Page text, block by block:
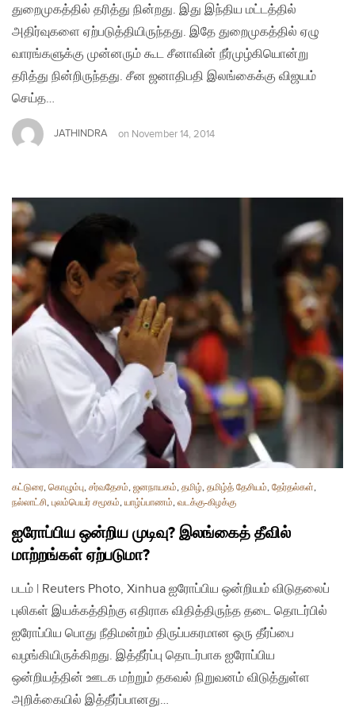
துறைமுகத்தில் தரித்து நின்றது. இது இந்திய மட்டத்தில்
அதிர்வுகளை ஏற்படுத்தியிருந்தது. இதே துறைமுகத்தில் ஏழு
வாரங்களுக்கு முன்னரும் கூட சீனாவின் நீர்முழ்கியொன்று
தரித்து நின்றிருந்தது. சீன ஜனாதிபதி இலங்கைக்கு விஜயம்
செய்த…
JATHINDRA on November 14, 2014
கட்டுரை, கொழும்பு, சர்வதேசம், ஜனநாயகம், தமிழ், தமிழ்த் தேசியம், தேர்தல்கள்,
நல்லாட்சி, புலம்பெயர் சமூகம், யாழ்ப்பாணம், வடக்கு-கிழக்கு
ஐரோப்பிய ஒன்றிய முடிவு? இலங்கைத் தீவில்
மாற்றங்கள் ஏற்படுமா?
படம் | Reuters Photo, Xinhua ஐரோப்பிய ஒன்றியம் விடுதலைப்
புலிகள் இயக்கத்திற்கு எதிராக விதித்திருந்த தடை தொடர்பில்
ஐரோப்பிய பொது நீதிமன்றம் திருப்பகரமான ஒரு தீர்ப்பை
வழங்கியிருக்கிறது. இத்தீர்ப்பு தொடர்பாக ஐரோப்பிய
ஒன்றியத்தின் ஊடக மற்றும் தகவல் நிறுவனம் விடுத்துள்ள
அறிக்கையில் இத்தீர்ப்பானது…